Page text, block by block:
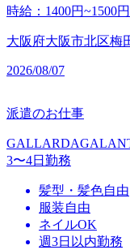
時給 ： 1400円~1500円
大阪府大阪市北区梅
2026/08/07
派遣のお仕事
3〜4日勤務
髪型・髪色自由
服装自由
ネイルOK
週3日以内勤務